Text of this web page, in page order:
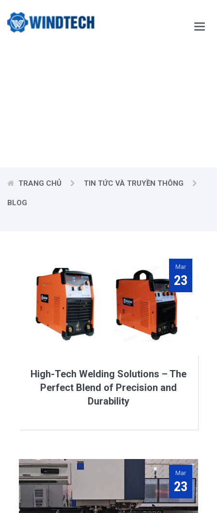
Main
Menu
TRANG CHỦ TIN TỨC VÀ TRUYỀN THÔNG
BLOG
Mar
23
High-Tech Welding Solutions – The
Perfect Blend of Precision and
Durability
Mar
23